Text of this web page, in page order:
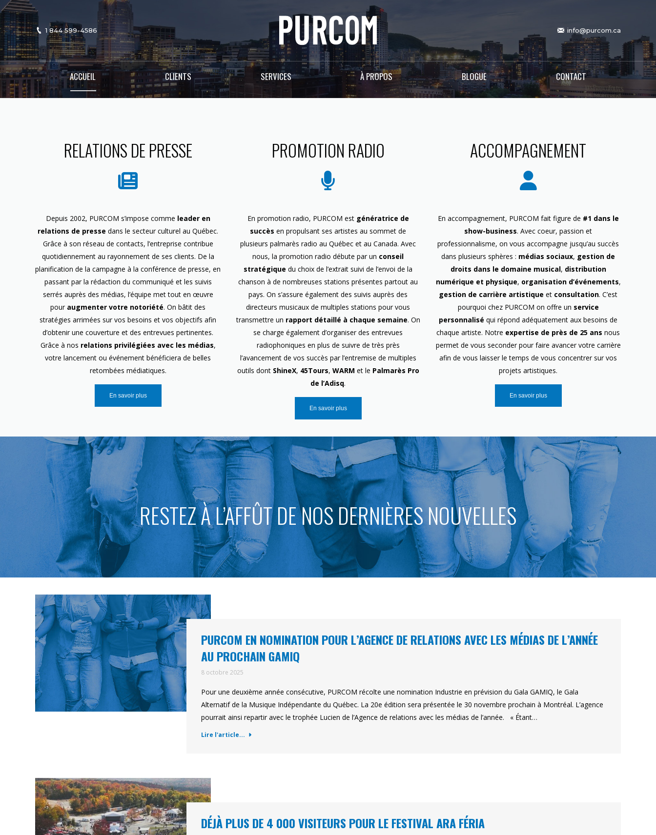
1 844 599-4586 info@purcom.ca
ACCUEIL CLIENTS SERVICES À PROPOS BLOGUE CONTACT
RELATIONS DE PRESSE
Depuis 2002, PURCOM s’impose comme leader en
relations de presse dans le secteur culturel au Québec.
Grâce à son réseau de contacts, l’entreprise contribue
quotidiennement au rayonnement de ses clients. De la
planification de la campagne à la conférence de presse, en
passant par la rédaction du communiqué et les suivis
serrés auprès des médias, l’équipe met tout en œuvre
pour augmenter votre notoriété. On bâtit des
stratégies arrimées sur vos besoins et vos objectifs afin
d’obtenir une couverture et des entrevues pertinentes.
Grâce à nos relations privilégiées avec les médias,
votre lancement ou événement bénéficiera de belles
retombées médiatiques.
En savoir plus
PROMOTION RADIO
En promotion radio, PURCOM est génératrice de
succès en propulsant ses artistes au sommet de
plusieurs palmarès radio au Québec et au Canada. Avec
nous, la promotion radio débute par un conseil
stratégique du choix de l’extrait suivi de l’envoi de la
chanson à de nombreuses stations présentes partout au
pays. On s’assure également des suivis auprès des
directeurs musicaux de multiples stations pour vous
transmettre un rapport détaillé à chaque semaine. On
se charge également d’organiser des entrevues
radiophoniques en plus de suivre de très près
l’avancement de vos succès par l’entremise de multiples
outils dont ShineX, 45Tours, WARM et le Palmarès Pro
de l’Adisq.
En savoir plus
ACCOMPAGNEMENT
En accompagnement, PURCOM fait figure de #1 dans le
show-business. Avec coeur, passion et
professionnalisme, on vous accompagne jusqu’au succès
dans plusieurs sphères : médias sociaux, gestion de
droits dans le domaine musical, distribution
numérique et physique, organisation d’événements,
gestion de carrière artistique et consultation. C’est
pourquoi chez PURCOM on offre un service
personnalisé qui répond adéquatement aux besoins de
chaque artiste. Notre expertise de près de 25 ans nous
permet de vous seconder pour faire avancer votre carrière
afin de vous laisser le temps de vous concentrer sur vos
projets artistiques.
En savoir plus
RESTEZ À L’AFFÛT DE NOS DERNIÈRES NOUVELLES
PURCOM EN NOMINATION POUR L’AGENCE DE RELATIONS AVEC LES MÉDIAS DE L’ANNÉE
AU PROCHAIN GAMIQ
8 octobre 2025
Pour une deuxième année consécutive, PURCOM récolte une nomination Industrie en prévision du Gala GAMIQ, le Gala
Alternatif de la Musique Indépendante du Québec. La 20e édition sera présentée le 30 novembre prochain à Montréal. L’agence
pourrait ainsi repartir avec le trophée Lucien de l’Agence de relations avec les médias de l’année. « Étant…
Lire l'article...
DÉJÀ PLUS DE 4 000 VISITEURS POUR LE FESTIVAL ARA FÉRIA